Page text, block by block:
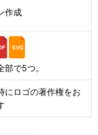
作成
SVG
で5つ。
にロゴの著作権をお